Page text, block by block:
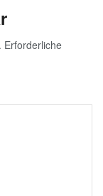
Erforderliche